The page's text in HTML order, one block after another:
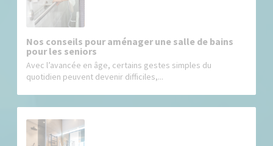
Nos conseils pour aménager une salle de bains
pour les seniors
Avec l’avancée en âge, certains gestes simples du
quotidien peuvent devenir difficiles,...